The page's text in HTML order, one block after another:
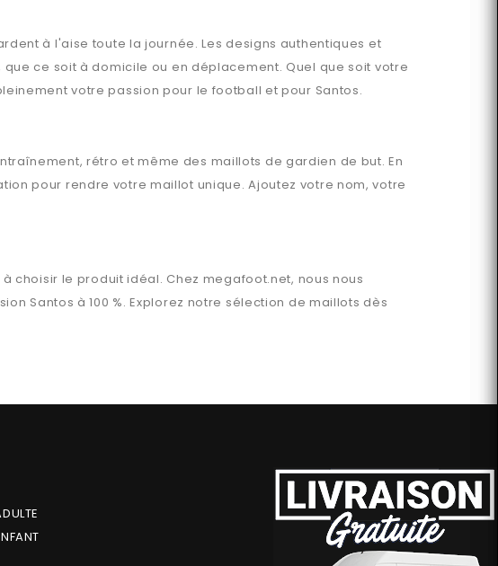
à l'aise toute la journée. Les designs authentiques et
ce soit à domicile ou en déplacement. Quel que soit votre
votre passion pour le football et pour Santos.
rétro et même des maillots de gardien de but. En
pour rendre votre maillot unique. Ajoutez votre nom, votre
choisir le produit idéal. Chez megafoot.net, nous nous
Santos à 100 %. Explorez notre sélection de maillots dès